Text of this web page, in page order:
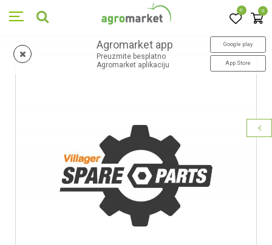
0 0
Agromarket app
Preuzmite besplatno
Agromarket aplikaciju
Google play
App Store